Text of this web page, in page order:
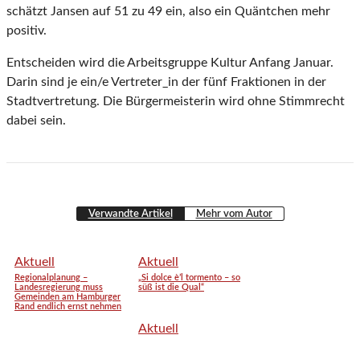
schätzt Jansen auf 51 zu 49 ein, also ein Quäntchen mehr
positiv.
Entscheiden wird die Arbeitsgruppe Kultur Anfang Januar.
Darin sind je ein/e Vertreter_in der fünf Fraktionen in der
Stadtvertretung. Die Bürgermeisterin wird ohne Stimmrecht
dabei sein.
Verwandte Artikel Mehr vom Autor
Aktuell
Regionalplanung –
Landesregierung muss
Gemeinden am Hamburger
Rand endlich ernst nehmen
Aktuell
„Si dolce è’l tormento – so
süß ist die Qual“
Aktuell